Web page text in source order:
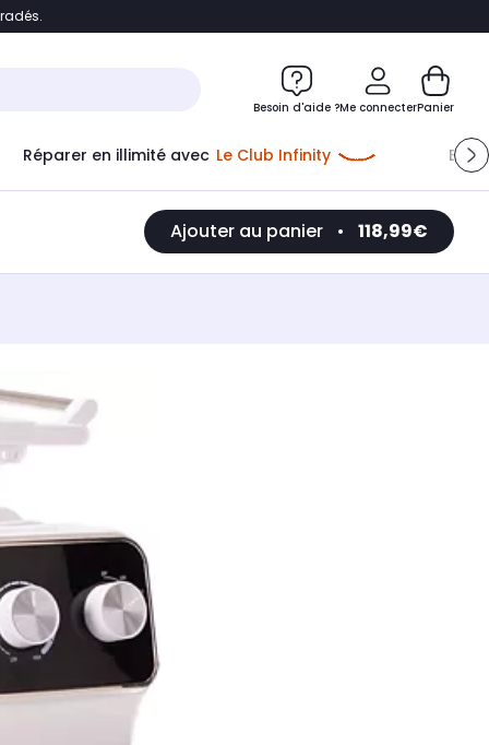
Accéder directement au chatbot
Besoin d'aide ?Me connecterPanier
Réparer en illimité avec Le Club Infinity
Ajouter au panier • 118,99€